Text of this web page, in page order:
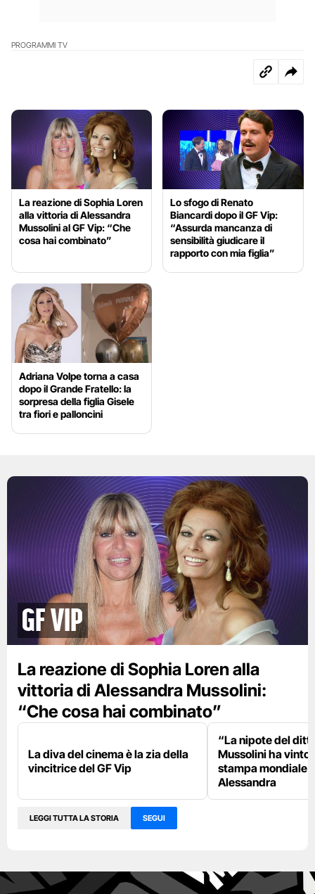
PROGRAMMI TV
La reazione di Sophia Loren
alla vittoria di Alessandra
Mussolini al GF Vip: “Che
cosa hai combinato”
Lo sfogo di Renato
Biancardi dopo il GF Vip:
“Assurda mancanza di
sensibilità giudicare il
rapporto con mia figlia”
Adriana Volpe torna a casa
dopo il Grande Fratello: la
sorpresa della figlia Gisele
tra fiori e palloncini
GF Vip
La reazione di Sophia Loren alla
vittoria di Alessandra Mussolini:
“Che cosa hai combinato”
La diva del cinema è la zia della
vincitrice del GF Vip
“La nipote del
Mussolini ha
stampa mondiale
Alessandra
LEGGI TUTTA LA STORIA SEGUI